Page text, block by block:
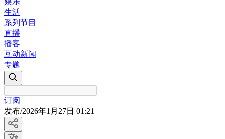
生活
系列节目
直播
播客
互动新闻
专题
订阅
发布/2026年1月27日 01:21